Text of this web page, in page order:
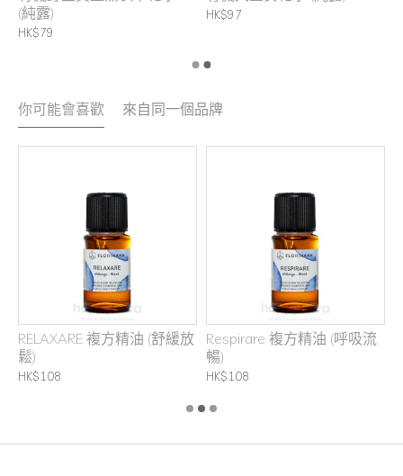
(純露)
HK$79
HK$97
你可能會喜歡 來自同一個品牌
RELAXARE 複方精油 (舒緩放
鬆)
HK$108
Respirare 複方精油 (呼吸流
暢)
HK$108